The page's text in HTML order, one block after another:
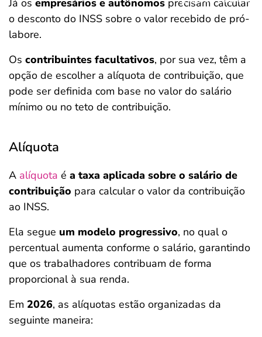
Já os empresários e autônomos precisam calcular
o desconto do INSS sobre o valor recebido de pró-
labore.
Os contribuintes facultativos, por sua vez, têm a
opção de escolher a alíquota de contribuição, que
pode ser definida com base no valor do salário
mínimo ou no teto de contribuição.
Alíquota
A alíquota é a taxa aplicada sobre o salário de
contribuição para calcular o valor da contribuição
ao INSS.
Ela segue um modelo progressivo, no qual o
percentual aumenta conforme o salário, garantindo
que os trabalhadores contribuam de forma
proporcional à sua renda.
Em 2026, as alíquotas estão organizadas da
seguinte maneira: